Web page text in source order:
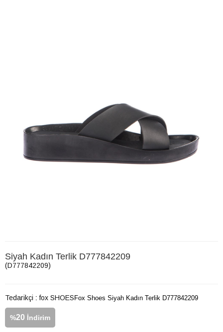
Siyah Kadın Terlik D777842209
(D777842209)
Tedarikçi : fox SHOES
%20 İndirim
Fox Shoes Siyah Kadın Terlik D777842209